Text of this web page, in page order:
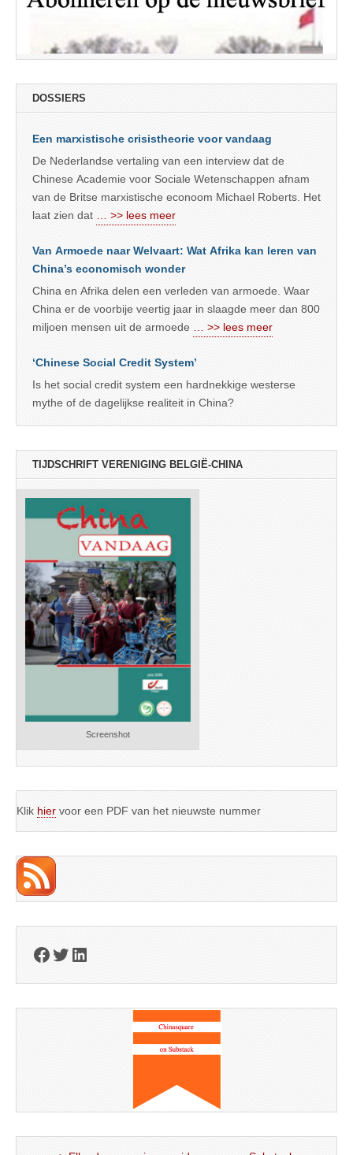
DOSSIERS
Een marxistische crisistheorie voor vandaag
De Nederlandse vertaling van een interview dat de
Chinese Academie voor Sociale Wetenschappen afnam
van de Britse marxistische econoom Michael Roberts. Het
laat zien dat
… >> lees meer
Van Armoede naar Welvaart: Wat Afrika kan leren van
China’s economisch wonder
China en Afrika delen een verleden van armoede. Waar
China er de voorbije veertig jaar in slaagde meer dan 800
miljoen mensen uit de armoede
… >> lees meer
‘Chinese Social Credit System’
Is het social credit system een hardnekkige westerse
mythe of de dagelijkse realiteit in China?
TIJDSCHRIFT VERENIGING BELGIË-CHINA
Screenshot
Klik hier voor een PDF van het nieuwste nummer
Facebook
Twitter
LinkedIn